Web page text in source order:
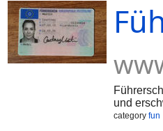
und
category fun